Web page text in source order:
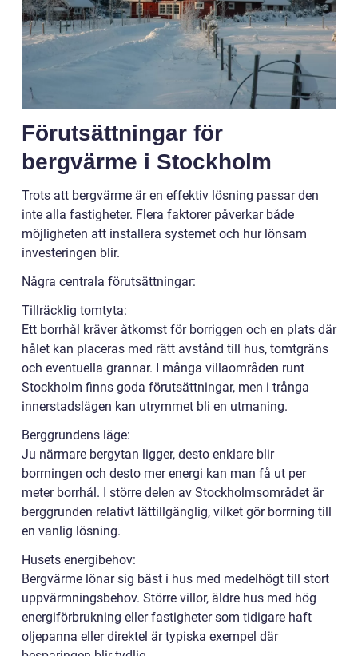
Förutsättningar för
bergvärme i Stockholm
Trots att bergvärme är en effektiv lösning passar den
inte alla fastigheter. Flera faktorer påverkar både
möjligheten att installera systemet och hur lönsam
investeringen blir.
Några centrala förutsättningar:
Tillräcklig tomtyta:
Ett borrhål kräver åtkomst för borriggen och en plats där
hålet kan placeras med rätt avstånd till hus, tomtgräns
och eventuella grannar. I många villaområden runt
Stockholm finns goda förutsättningar, men i trånga
innerstadslägen kan utrymmet bli en utmaning.
Berggrundens läge:
Ju närmare bergytan ligger, desto enklare blir
borrningen och desto mer energi kan man få ut per
meter borrhål. I större delen av Stockholmsområdet är
berggrunden relativt lättillgänglig, vilket gör borrning till
en vanlig lösning.
Husets energibehov:
Bergvärme lönar sig bäst i hus med medelhögt till stort
uppvärmningsbehov. Större villor, äldre hus med hög
energiförbrukning eller fastigheter som tidigare haft
oljepanna eller direktel är typiska exempel där